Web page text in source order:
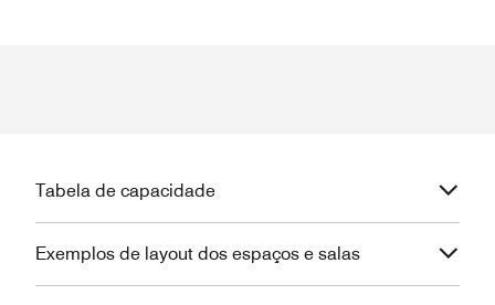
Tabela de capacidade
Exemplos de layout dos espaços e salas